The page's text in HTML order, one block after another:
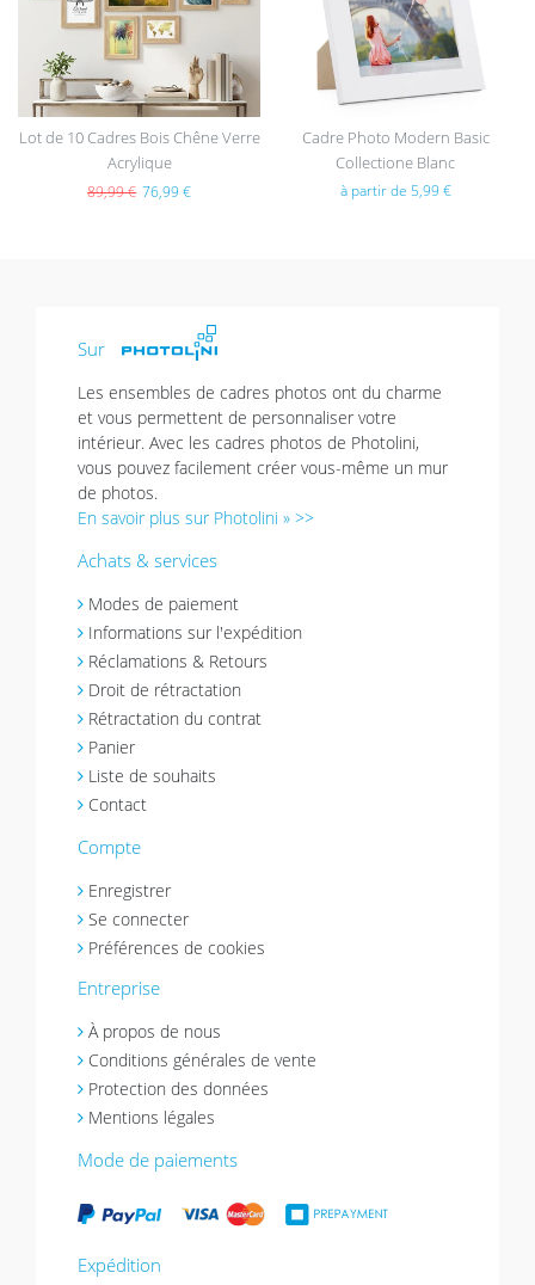
Lot de 10 Cadres Bois Chêne Verre
Acrylique
89,99 € 76,99 €
Cadre Photo Modern Basic
Collectione Blanc
à partir de 5,99 €
Sur
Les ensembles de cadres photos ont du charme
et vous permettent de personnaliser votre
intérieur. Avec les cadres photos de Photolini,
vous pouvez facilement créer vous-même un mur
de photos.
En savoir plus sur Photolini » >>
Achats & services
Modes de paiement
Informations sur l'expédition
Réclamations & Retours
Droit de rétractation
Rétractation du contrat
Panier
Liste de souhaits
Contact
Compte
Enregistrer
Se connecter
Préférences de cookies
Entreprise
À propos de nous
Conditions générales de vente
Protection des données
Mentions légales
Mode de paiements
Expédition